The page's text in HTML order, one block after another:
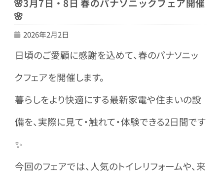
🌸3月7日・8日 春のパナソニックフェア開催
🌸
2026年2月2日
日頃のご愛顧に感謝を込めて、春のパナソニッ
クフェアを開催します。
暮らしをより快適にする最新家電や住まいの設
備を、 実際に見て・触れて・体験できる2日間です
✨
今回のフェアでは、人気のトイレリフォームや、来